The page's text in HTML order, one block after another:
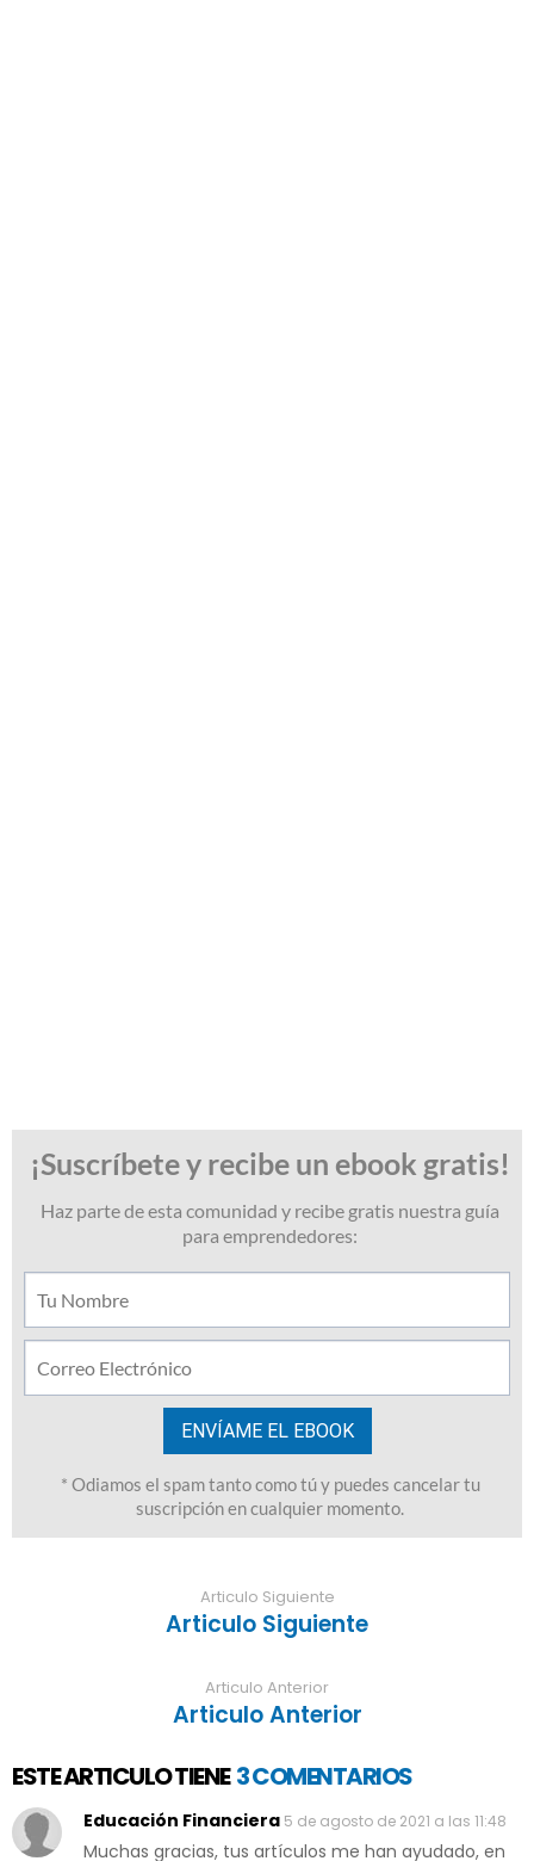
Articulo Siguiente
Articulo Siguiente
Articulo Anterior
Articulo Anterior
ESTE ARTICULO TIENE 3 COMENTARIOS
Educación Financiera 5 de agosto de 2021 a las 11:48
Muchas gracias, tus artículos me han ayudado, en